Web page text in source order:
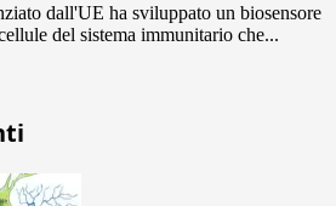
dall'UE ha sviluppato un biosensore
del sistema immunitario che...